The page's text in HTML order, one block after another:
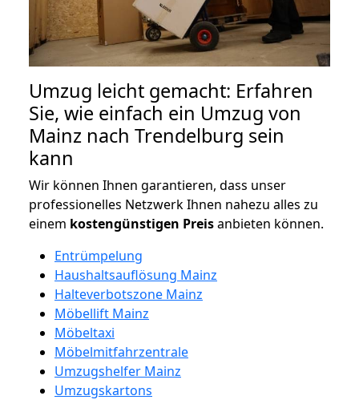
Umzug leicht gemacht: Erfahren
Sie, wie einfach ein Umzug von
Mainz nach Trendelburg sein
kann
Wir können Ihnen garantieren, dass unser
professionelles Netzwerk Ihnen nahezu alles zu
einem kostengünstigen Preisanbieten können.
Entrümpelung
Haushaltsauflösung Mainz
Halteverbotszone Mainz
Möbellift Mainz
Möbeltaxi
Möbelmitfahrzentrale
Umzugshelfer Mainz
Umzugskartons